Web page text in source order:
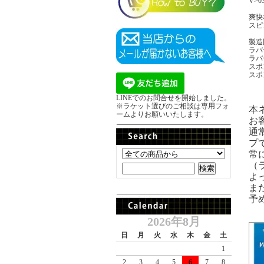
LINEでのお問合せを開始しました。
※ラケット選びのご相談は専用フォ
ームよりお願いいたします。
2026年8月
日 月 火 水 木 金
土
1
2
3 4 5 6 7 8
爽
ス
製
ラ
ラ
ス
ス
本
お
通
プ
常
よ
ま
予